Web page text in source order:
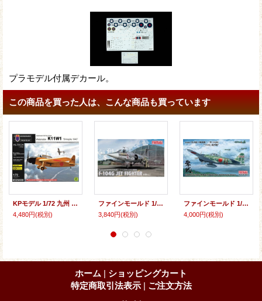
プラモデル付属デカール。
この商品を買った人は、こんな商品も買っています
KPモデル 1/72 九州 K11W1 白菊1943 ハイテックキット【プラモデル】
4,480円(税別)
ファインモールド 1/72 ドイツ空軍 F-104G 戦闘機【プラモデル】
3,840円(税別)
ファインモールド 1/48 帝国海軍 零式艦上戦闘機二一型 （中島製） “ソロモン航空戦”【プラモデル】
4,000円(税別)
ホーム | ショッピングカート
特定商取引法表示 | ご注文方法